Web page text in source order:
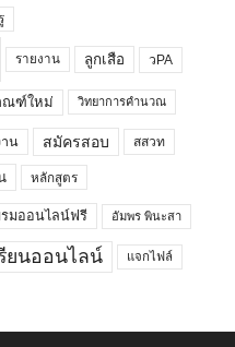
รายงาน ลูกเสือ วPA
ณฑ์ใหม่ วิทยาการคำนวณ
น สมัครสอบ สสวท
หลักสูตร
มออนไลน์ฟรี อัมพร พินะสา
ยนออนไลน์ แจกไฟล์